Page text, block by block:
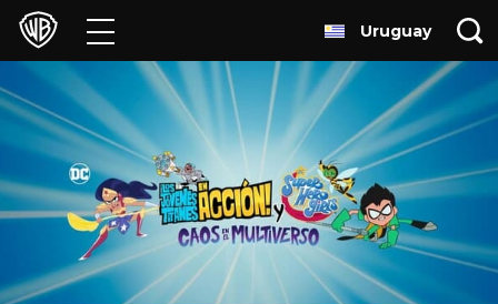
Películas
Series
Juegos y Aplicaciones
Franquicias
Colecciones
Uruguay